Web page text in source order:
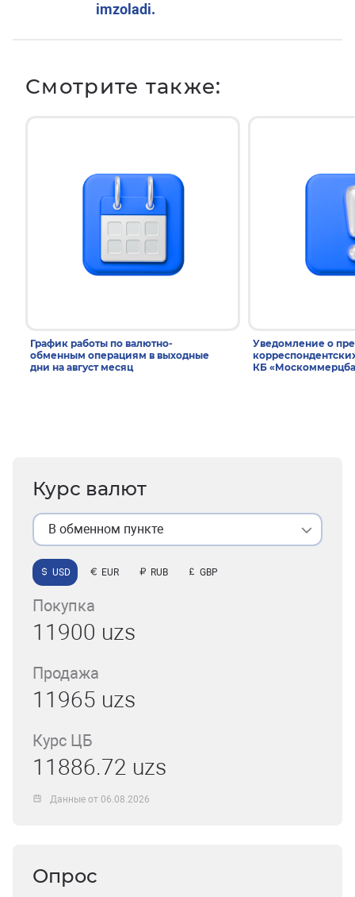
imzoladi.
Смотрите также:
График работы по валютно-
обменным операциям в выходные
дни на август месяц
Уведомление о
КБ
Курс валют
В обменном пункте
USD EUR RUB GBP
Покупка
11900 uzs
Продажа
11965 uzs
Курс ЦБ
11886.72 uzs
Данные от 06.08.2026
Опрос